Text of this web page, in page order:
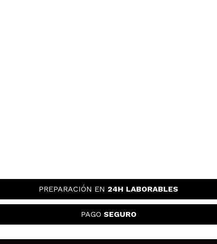
PREPARACIÓN EN 24H LABORABLES
PAGO SEGURO